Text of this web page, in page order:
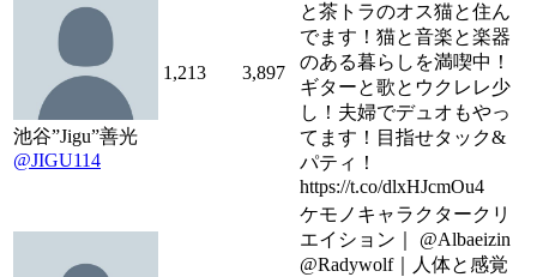
池谷”Jigu”善光
@JIGU114
1,213 3,897
と茶トラのオス猫と住ん
でます！猫と音楽と楽器
のある暮らしを満喫中！
ギターと歌とウクレレ少
し！夫婦でデュオもやっ
てます！目指せタック&
パティ！
https://t.co/dlxHJcmOu4
ケモノキャラクタークリ
エイション｜ @Albaeizin
@Radywolf｜人体と感覚